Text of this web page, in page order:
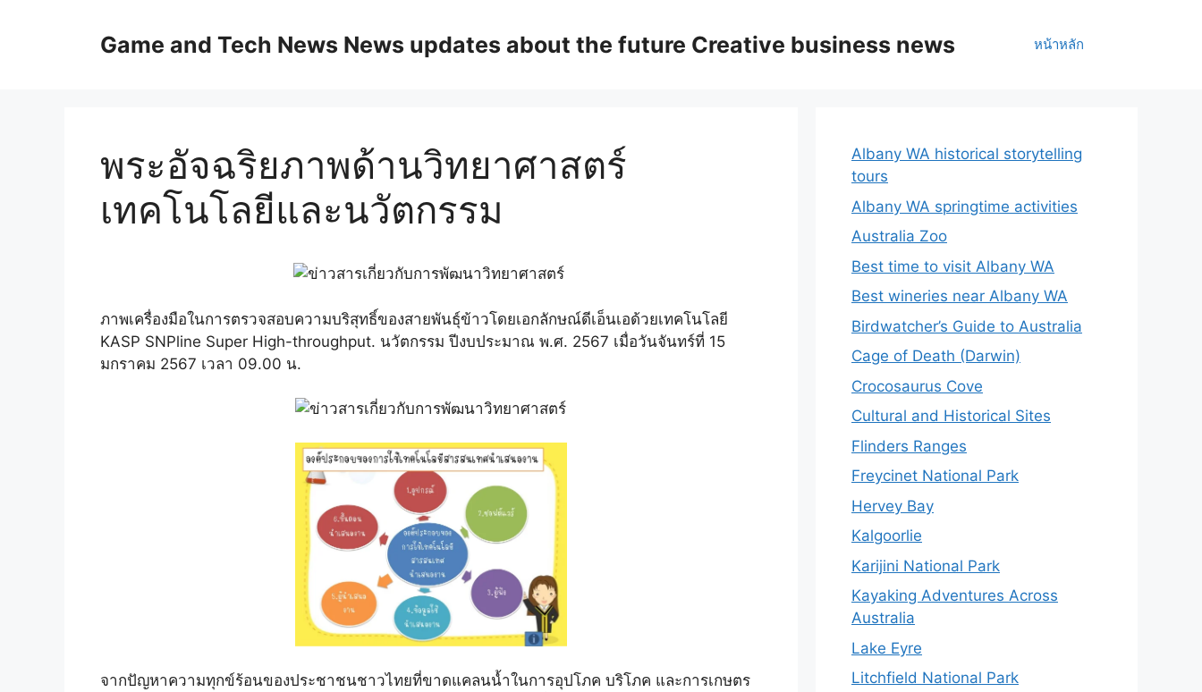
Game and Tech News News updates about the future Creative business news หน้าหลัก
พระอัจฉริยภาพด้านวิทยาศาสตร์
เทคโนโลยีและนวัตกรรม
ภาพเครื่องมือในการตรวจสอบความบริสุทธิ์ของสายพันธุ์ข้าวโดยเอกลักษณ์ดีเอ็นเอด้วยเทคโนโลยี
KASP SNPline Super High-throughput. นวัตกรรม ปีงบประมาณ พ.ศ. 2567 เมื่อวันจันทร์ที่ 15
มกราคม 2567 เวลา 09.00 น.
จากปัญหาความทุกข์ร้อนของประชาชนชาวไทยที่ขาดแคลนนํ้าในการอุปโภค บริโภค และการเกษตร
Albany WA historical storytelling
tours
Albany WA springtime activities
Australia Zoo
Best time to visit Albany WA
Best wineries near Albany WA
Birdwatcher’s Guide to Australia
Cage of Death (Darwin)
Crocosaurus Cove
Cultural and Historical Sites
Flinders Ranges
Freycinet National Park
Hervey Bay
Kalgoorlie
Karijini National Park
Kayaking Adventures Across
Australia
Lake Eyre
Litchfield National Park